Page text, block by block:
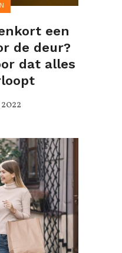
een
de deur?
dat alles